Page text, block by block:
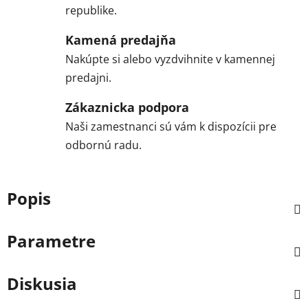
republike.
Kamená predajňa
Nakúpte si alebo vyzdvihnite v kamennej
predajni.
Zákaznicka podpora
Naši zamestnanci sú vám k dispozícii pre
odbornú radu.
Popis
Parametre
Diskusia